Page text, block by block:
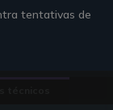
tentativas de